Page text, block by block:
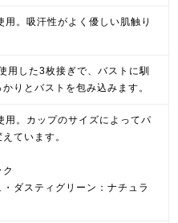
。吸汗性がよく優しい肌触り
用した3枚接ぎで、バストに馴
りとバストを包み込みます。
用。カップのサイズによってパ
ています。
ダスティグリーン：ナチュラ